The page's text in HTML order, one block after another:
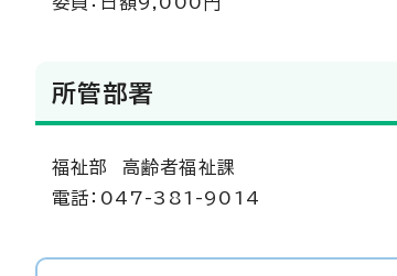
所管部署
福祉部 高齢者福祉課
電話：047-381-9014